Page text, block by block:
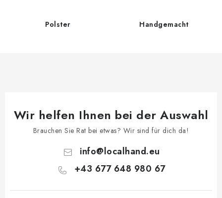
Polster Handgemacht
Wir helfen Ihnen bei der Auswahl
Brauchen Sie Rat bei etwas? Wir sind für dich da!
info@localhand.eu
+43 677 648 980 67